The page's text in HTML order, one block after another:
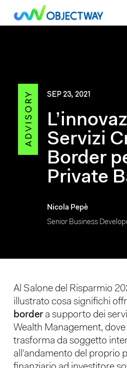
SEP 23, 2021
Servizi
Border
Private
Nicola Pepè
Senior Business
Al Salone del Risparmio
illustrato cosa significhi
border a supporto dei
Wealth Management, dove
trasforma da soggetto
all’andamento del proprio